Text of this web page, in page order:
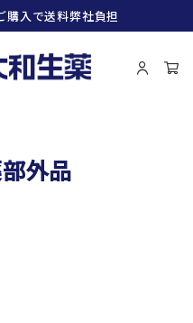
購入で送料弊社負担
外品